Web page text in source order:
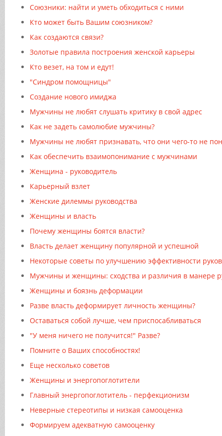
Союзники: найти и уметь обходиться с ними
Кто может быть Вашим союзником?
Как создаются связи?
Золотые правила построения женской карьеры
Кто везет, на том и едут!
"Синдром помощницы"
Создание нового имиджа
Мужчины не любят слушать критику в свой адрес
Как не задеть самолюбие мужчины?
Мужчины не любят признавать, что они чего-то не
Как обеспечить взаимопонимание с мужчинами
Женщина - руководитель
Карьерный взлет
Женские дилеммы руководства
Женщины и власть
Почему женщины боятся власти?
Власть делает женщину популярной и успешной
Некоторые советы по улучшению эффективности
Мужчины и женщины: сходства и различия в манере
Женщины и боязнь деформации
Разве власть деформирует личность женщины?
Оставаться собой лучше, чем приспосабливаться
"У меня ничего не получится!" Разве?
Помните о Ваших способностях!
Еще несколько советов
Женщины и энергопоглотители
Главный энергопоглотитель - перфекционизм
Неверные стереотипы и низкая самооценка
Формируем адекватную самооценку